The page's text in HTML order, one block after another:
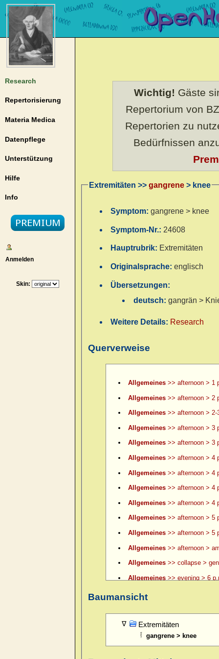
Research
Repertorisierung
Materia Medica
Datenpflege
Unterstützung
Hilfe
Info
Anmelden
Skin:
Wichtig! Gäste
Repertorium von
Repertorien zu
Bedürfnissen
Extremitäten >> gangrene > knee
Symptom:gangrene > knee
Symptom-Nr.: 24608
Hauptrubrik: Extremitäten
Originalsprache:englisch
Übersetzungen:
deutsch: gangrän >
Weitere Details: Research
Querverweise
Allgemeines>> afternoon > 1
Allgemeines>> afternoon > 2
Allgemeines>> afternoon > 2-
Allgemeines>> afternoon > 3
Allgemeines>> afternoon > 3
Allgemeines>> afternoon > 4
Allgemeines>> afternoon > 4
Allgemeines>> afternoon > 4
Allgemeines>> afternoon > 4
Allgemeines>> afternoon > 5
Allgemeines>> afternoon > 5
Allgemeines>> afternoon >
Allgemeines>> collapse >
Allgemeines>> evening > 6
Allgemeines
Allgemeines>> evening > 8
Allgemeines>> evening > 9
Baumansicht
Extremitäten
gangrene > knee